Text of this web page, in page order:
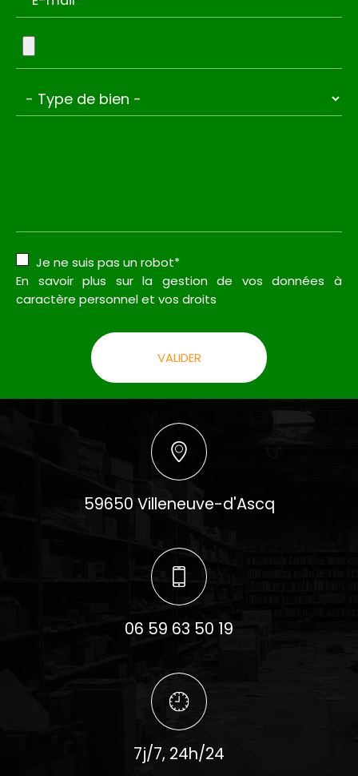
59650 Villeneuve-d'Ascq
06 59 63 50 19
7j/7, 24h/24
Je ne suis pas un robot*
En savoir plus sur la gestion de vos données à
caractère personnel et vos droits
VALIDER